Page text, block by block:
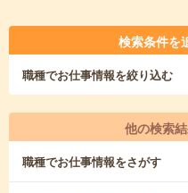
検索条件を
職種でお仕事情報を絞り込む
他の検索
職種でお仕事情報をさがす